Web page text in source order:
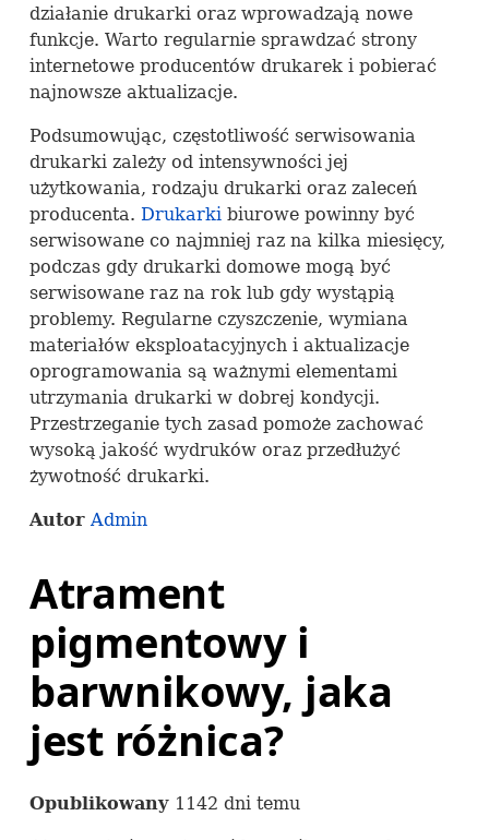
działanie drukarki oraz wprowadzają nowe
funkcje. Warto regularnie sprawdzać strony
internetowe producentów drukarek i pobierać
najnowsze aktualizacje.
Podsumowując, częstotliwość serwisowania
drukarki zależy od intensywności jej
użytkowania, rodzaju drukarki oraz zaleceń
producenta. Drukarkibiurowe powinny być
serwisowane co najmniej raz na kilka miesięcy,
podczas gdy drukarki domowe mogą być
serwisowane raz na rok lub gdy wystąpią
problemy. Regularne czyszczenie, wymiana
materiałów eksploatacyjnych i aktualizacje
oprogramowania są ważnymi elementami
utrzymania drukarki w dobrej kondycji.
Przestrzeganie tych zasad pomoże zachować
wysoką jakość wydruków oraz przedłużyć
żywotność drukarki.
AutorAdmin
Atrament
pigmentowy i
barwnikowy, jaka
jest różnica?
Opublikowany 1142 dni temu